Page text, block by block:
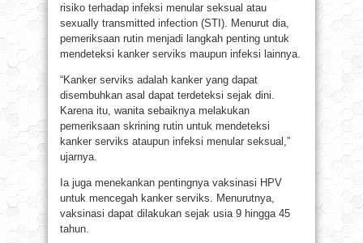
risiko terhadap infeksi menular seksual atau
sexually transmitted infection (STI). Menurut dia,
pemeriksaan rutin menjadi langkah penting untuk
mendeteksi kanker serviks maupun infeksi lainnya.
“Kanker serviks adalah kanker yang dapat
disembuhkan asal dapat terdeteksi sejak dini.
Karena itu, wanita sebaiknya melakukan
pemeriksaan skrining rutin untuk mendeteksi
kanker serviks ataupun infeksi menular seksual,”
ujarnya.
Ia juga menekankan pentingnya vaksinasi HPV
untuk mencegah kanker serviks. Menurutnya,
vaksinasi dapat dilakukan sejak usia 9 hingga 45
tahun.